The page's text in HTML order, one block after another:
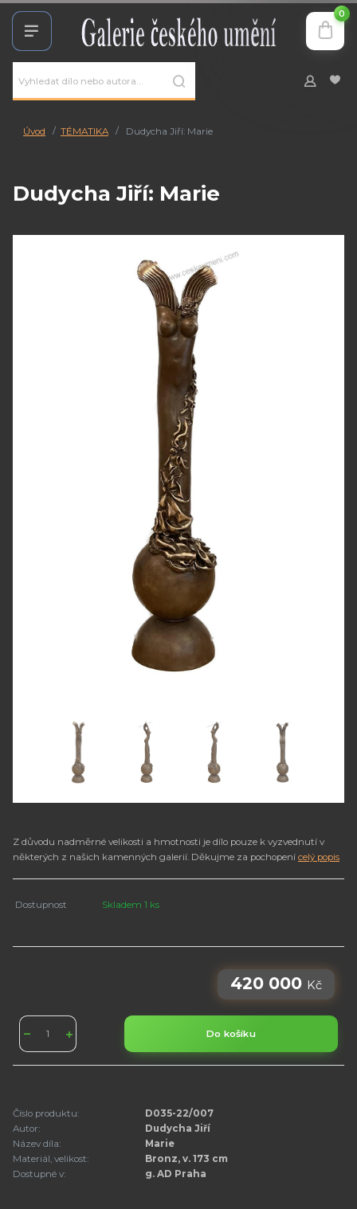
0
Úvod TÉMATIKA Dudycha Jiří: Marie
Dudycha Jiří: Marie
Z důvodu nadměrné velikosti a hmotnosti je dílo pouze k vyzvednutí v
některých z našich kamenných galerií. Děkujme za pochopení celý popis
Dostupnost Skladem 1 ks
420 000 Kč
Do košíku
Číslo produktu:
D035-22/007
Autor:
Dudycha Jiří
Název díla:
Marie
Materiál, velikost:
Bronz, v. 173 cm
Dostupné v:
g. AD Praha